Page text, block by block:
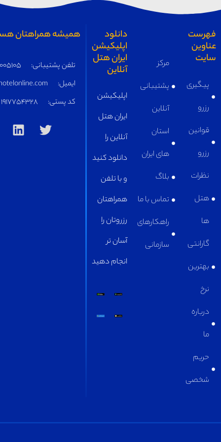
مرکز
پشتیبانی
آنلاین
استان
های ایران
بلاگ
تماس با ما
راهکارهای
سازمانی
ایران هتل
آنلاین
ایران هتل
آنلاین را
دانلود کنید
و با تلفن
همراهتان
رزروتان را
آسان تر
همیشه همراهتان هستیم
تلفن پشتیبانی:
05191005105
supply@iranhotelonline.com
کد پستی:
1917754328